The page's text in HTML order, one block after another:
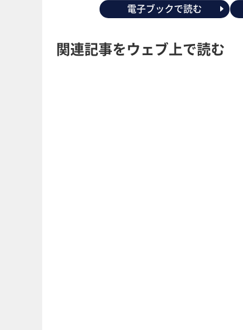
電子ブックで読む
関連記事をウェブ上で読む